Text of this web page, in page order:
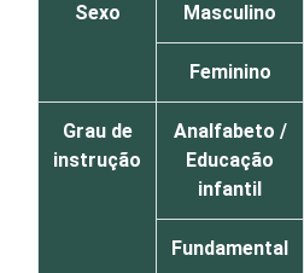
Sexo Masculino
Feminino
Grau de
instrução
Analfabeto /
Educação
infantil
Fundamental